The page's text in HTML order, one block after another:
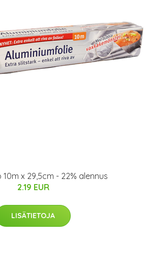
10m x 29,5cm - 22% alennus
2.19 EUR
LISÄTIETOJA